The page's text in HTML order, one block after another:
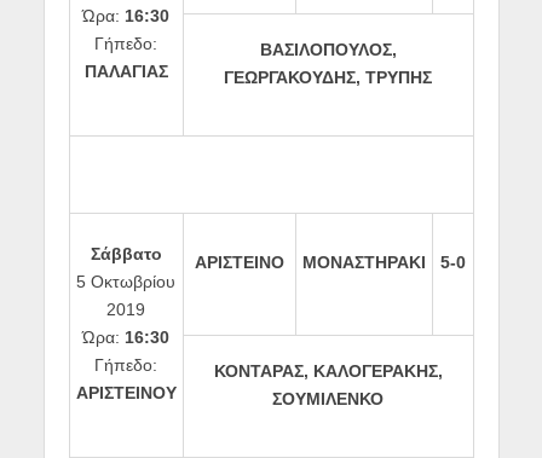
Ώρα: 16:30
Γήπεδο:
ΠΑΛΑΓΙΑΣ
ΒΑΣΙΛΟΠΟΥΛΟΣ,
ΓΕΩΡΓΑΚΟΥΔΗΣ, ΤΡΥΠΗΣ
Σάββατο
5 Οκτωβρίου
2019
Ώρα: 16:30
Γήπεδο:
ΑΡΙΣΤΕΙΝΟΥ
ΑΡΙΣΤΕΙΝΟ ΜΟΝΑΣΤΗΡΑΚΙ 5-0
ΚΟΝΤΑΡΑΣ, ΚΑΛΟΓΕΡΑΚΗΣ,
ΣΟΥΜΙΛΕΝΚΟ